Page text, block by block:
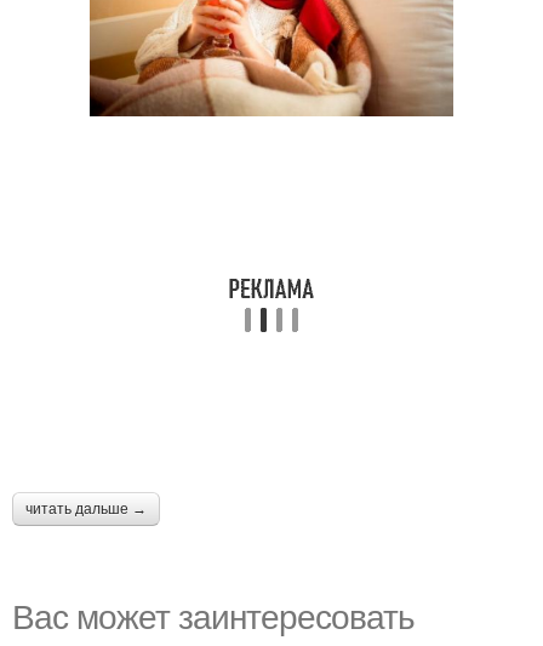
читать дальше →
Вас может заинтересовать